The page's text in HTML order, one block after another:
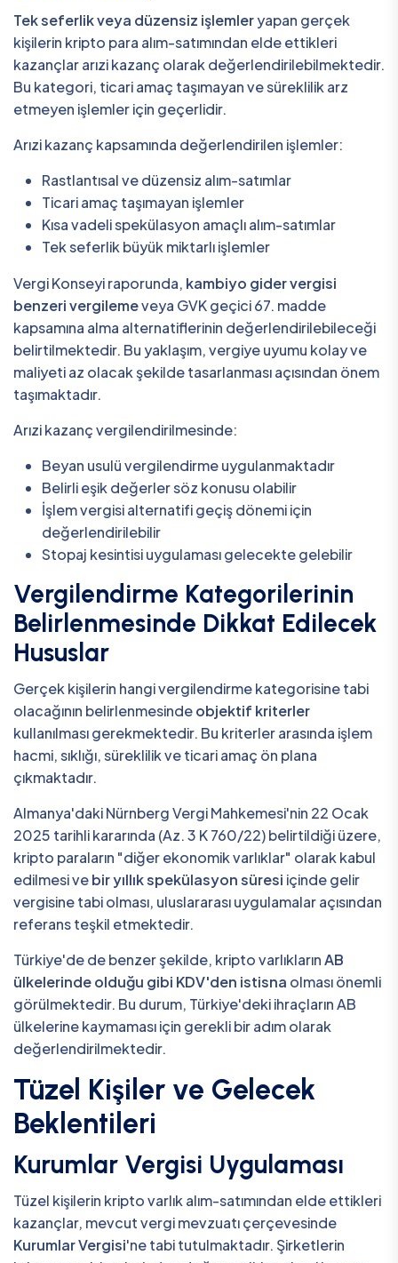
Tek seferlik veya düzensiz işlemleryapan gerçek
kişilerin kripto para alım-satımından elde ettikleri
kazançlar arızi kazanç olarak değerlendirilebilmektedir.
Bu kategori, ticari amaç taşımayan ve süreklilik arz
etmeyen işlemler için geçerlidir.
Arızi kazanç kapsamında değerlendirilen işlemler:
Rastlantısal ve düzensiz alım-satımlar
Ticari amaç taşımayan işlemler
Kısa vadeli spekülasyon amaçlı alım-satımlar
Tek seferlik büyük miktarlı işlemler
Vergi Konseyi raporunda, kambiyo gider vergisi
benzeri vergilemeveya GVK geçici 67. madde
kapsamına alma alternatiflerinin değerlendirilebileceği
belirtilmektedir. Bu yaklaşım, vergiye uyumu kolay ve
maliyeti az olacak şekilde tasarlanması açısından önem
taşımaktadır.
Arızi kazanç vergilendirilmesinde:
Beyan usulü vergilendirme uygulanmaktadır
Belirli eşik değerler söz konusu olabilir
İşlem vergisi alternatifi geçiş dönemi için
değerlendirilebilir
Stopaj kesintisi uygulaması gelecekte gelebilir
Vergilendirme Kategorilerinin
Belirlenmesinde Dikkat Edilecek
Hususlar
Gerçek kişilerin hangi vergilendirme kategorisine tabi
olacağının belirlenmesindeobjektif kriterler
kullanılması gerekmektedir. Bu kriterler arasında işlem
hacmi, sıklığı, süreklilik ve ticari amaç ön plana
çıkmaktadır.
Almanya'daki Nürnberg Vergi Mahkemesi'nin 22 Ocak
2025 tarihli kararında (Az. 3 K 760/22) belirtildiği üzere,
kripto paraların "diğer ekonomik varlıklar" olarak kabul
edilmesi vebir yıllık spekülasyon süresi içinde gelir
vergisine tabi olması, uluslararası uygulamalar açısından
referans teşkil etmektedir.
Türkiye'de de benzer şekilde, kripto varlıklarınAB
ülkelerinde olduğu gibi KDV'den istisna olması önemli
görülmektedir. Bu durum, Türkiye'deki ihraçların AB
ülkelerine kaymaması için gerekli bir adım olarak
değerlendirilmektedir.
Tüzel Kişiler ve Gelecek
Beklentileri
Kurumlar Vergisi Uygulaması
Tüzel kişilerin kripto varlık alım-satımından elde ettikleri
kazançlar, mevcut vergi mevzuatı çerçevesinde
Kurumlar Vergisi'ne tabi tutulmaktadır. Şirketlerin